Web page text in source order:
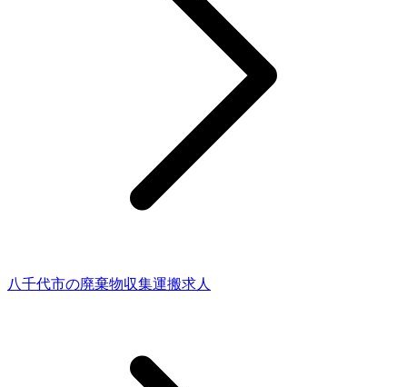
八千代市の廃棄物収集運搬求人